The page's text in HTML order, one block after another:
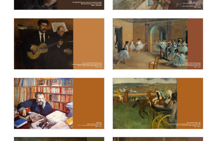
에두아르 마네 (Edouard Manet) 종교화 (Holy pictures)
요하네스 베르메르 (Johannes Vermeer)
스웨덴국립미술관 (National Museum
of Sweden)
시카고 미술관 (The Art Institute of
Chicago)
메트로폴리탄 미술관 (The Metropolitan
Museum of Art - The MET)